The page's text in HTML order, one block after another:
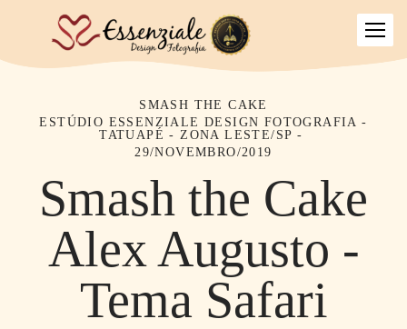
SMASH THE CAKE
ESTÚDIO ESSENZIALE DESIGN FOTOGRAFIA -
TATUAPÉ - ZONA LESTE/SP
29/NOVEMBRO/2019
Smash the Cake
Alex Augusto -
Tema Safari